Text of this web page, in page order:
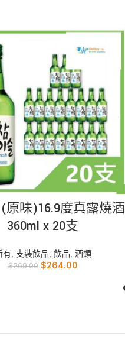
加入購物車
原味)16.9度真露燒酒
360ml x 20支
有, 支裝飲品 飲品 酒類
$269.00 $264.00